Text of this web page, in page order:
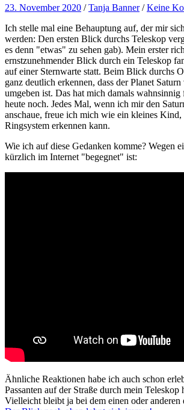
23. November 2020 /Tanja Banner /Keine
Ich stelle mal eine Behauptung auf, der mir
werden: Den ersten Blick durchs Teleskop
es denn "etwas" zu sehen gab). Mein erster
ernstzunehmender Blick durch ein Teleskop
auf einer Sternwarte statt. Beim Blick durchs
ganz deutlich erkennen, dass der Planet
umgeben ist. Das hat mich damals wahnsinnig
heute noch. Jedes Mal, wenn ich mir den
anschaue, freue ich mich wie ein kleines Kind,
Ringsystem erkennen kann.
Wie ich auf diese Gedanken komme? Wegen
kürzlich im Internet "begegnet" ist:
Ähnliche Reaktionen habe ich auch schon
Passanten auf der Straße durch mein Teleskop
Vielleicht bleibt ja bei dem einen oder anderen